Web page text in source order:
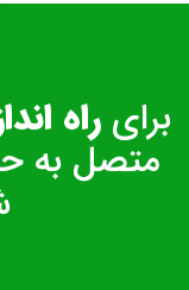
برایراه
متصل به